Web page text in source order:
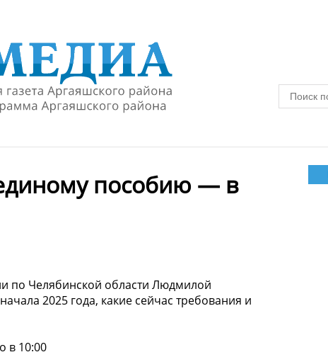
пособию — в
по Челябинской области Людмилой
2025 года, какие сейчас требования и
в 10:00